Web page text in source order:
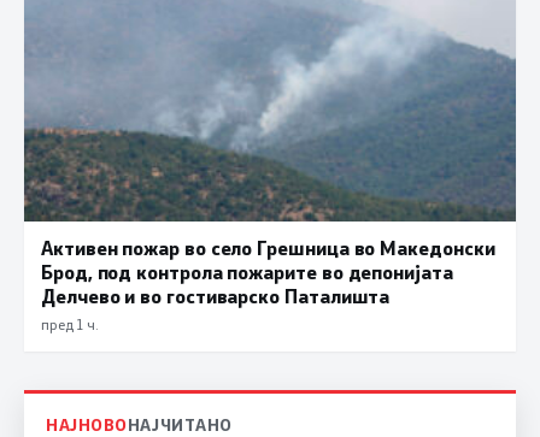
Активен пожар во село Грешница во Македонски
Брод, под контрола пожарите во депонијата
Делчево и во гостиварско Паталишта
пред 1 ч.
НАЈНОВОНАЈЧИТАНО